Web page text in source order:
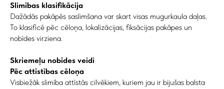
Slimības klasifikācija
Dažādās pakāpēs saslimšana var skart visas mugurkaula daļas.
To klasificē pēc cēloņa, lokalizācijas, fiksācijas pakāpes un
nobīdes virziena.
Skriemeļu nobīdes veidi
Pēc attīstības cēloņa
Visbiežāk slimība attīstās cilvēkiem, kuriem jau ir bijušas balsta